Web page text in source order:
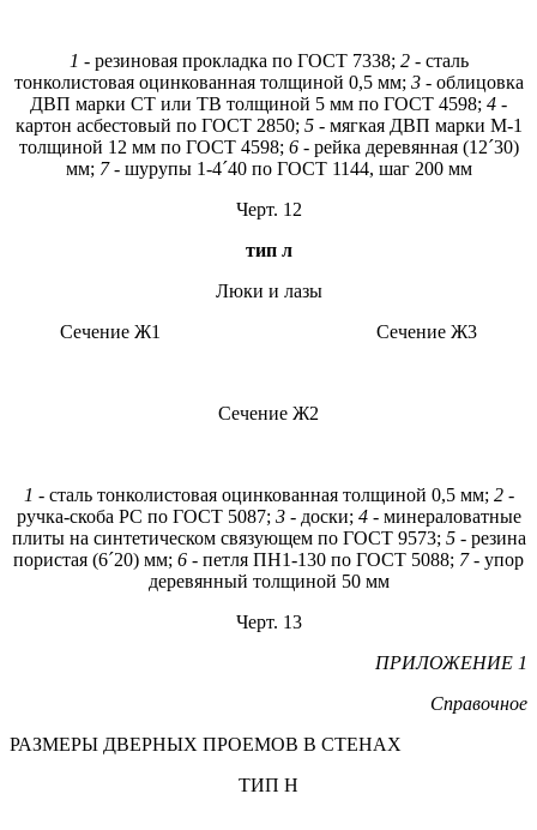
1 - резиновая прокладка по ГОСТ 7338; 2- сталь
тонколистовая оцинкованная толщиной 0,5 мм; 3- облицовка
ДВП марки СТ или ТВ толщиной 5 мм по ГОСТ 4598; 4 -
картон асбестовый по ГОСТ 2850; 5- мягкая ДВП марки М-1
толщиной 12 мм по ГОСТ 4598; 6- рейка деревянная (12´30)
мм; 7- шурупы 1-4´40 по ГОСТ 1144, шаг 200 мм
Черт. 12
тип л
Люки и лазы
Сечение Ж1 Сечение Ж3
Сечение Ж2
1 - сталь тонколистовая оцинкованная толщиной 0,5 мм; 2-
ручка-скоба РС по ГОСТ 5087; 3- доски; 4- минераловатные
плиты на синтетическом связующем по ГОСТ 9573; 5- резина
пористая (6´20) мм; 6 - петля ПН1-130 по ГОСТ 5088; 7- упор
деревянный толщиной 50 мм
Черт. 13
ПРИЛОЖЕНИЕ 1
Справочное
РАЗМЕРЫ ДВЕРНЫХ ПРОЕМОВ В СТЕНАХ
ТИП Н